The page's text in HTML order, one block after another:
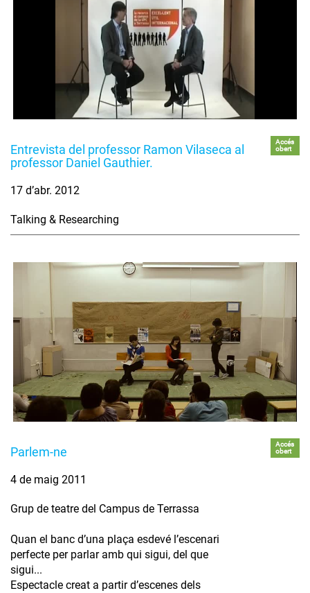
Entrevista del professor Ramon Vilaseca al
professor Daniel Gauthier.
Accés
obert
17 d’abr. 2012
Talking & Researching
Parlem-ne
Accés
obert
4 de maig 2011
Grup de teatre del Campus de Terrassa
Quan el banc d’una plaça esdevé l’escenari
perfecte per parlar amb qui sigui, del que
sigui...
Espectacle creat a partir d’escenes dels